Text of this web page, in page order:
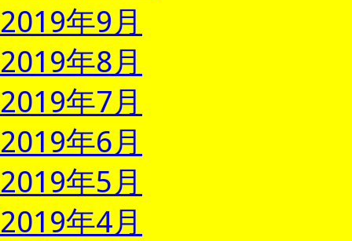
2019年9月
2019年8月
2019年7月
2019年6月
2019年5月
2019年4月